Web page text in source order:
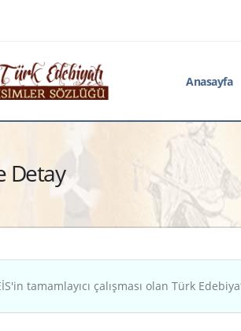
Anasayfa
Detay
tamamlayıcı çalışması olan Türk